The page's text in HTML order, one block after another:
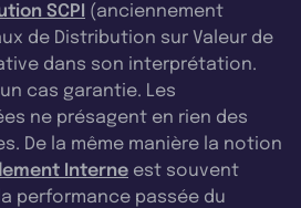
SCPI (anciennement
de Distribution sur Valeur de
dans son interprétation.
cas garantie. Les
ne présagent en rien des
De la même manière la notion
Interne est souvent
performance passée du